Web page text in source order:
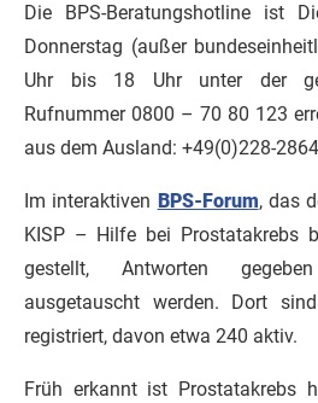
Die BPS-Beratungshotline ist
Donnerstag (außer
Uhr bis 18 Uhr unter der
Rufnummer 0800 – 70 80 123
aus dem Ausland: +49(0)228-
Im interaktiven BPS-Forum, das
KISP – Hilfe bei Prostatakrebs
gestellt, Antworten
ausgetauscht werden. Dort
registriert, davon etwa 240 aktiv.
Früh erkannt ist Prostatakrebs